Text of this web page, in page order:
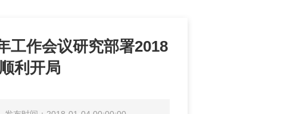
工作会议研究部署2018
利开局